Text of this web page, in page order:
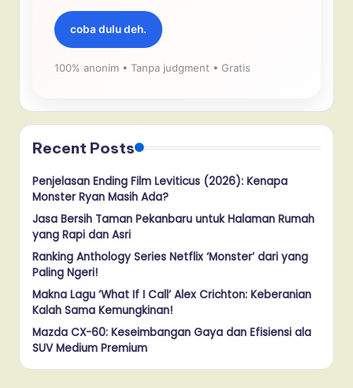
coba dulu deh.
100% anonim • Tanpa judgment • Gratis
Recent Posts
Penjelasan Ending Film Leviticus (2026): Kenapa
Monster Ryan Masih Ada?
Jasa Bersih Taman Pekanbaru untuk Halaman Rumah
yang Rapi dan Asri
Ranking Anthology Series Netflix ‘Monster’ dari yang
Paling Ngeri!
Makna Lagu ‘What If I Call’ Alex Crichton: Keberanian
Kalah Sama Kemungkinan!
Mazda CX-60: Keseimbangan Gaya dan Efisiensi ala
SUV Medium Premium